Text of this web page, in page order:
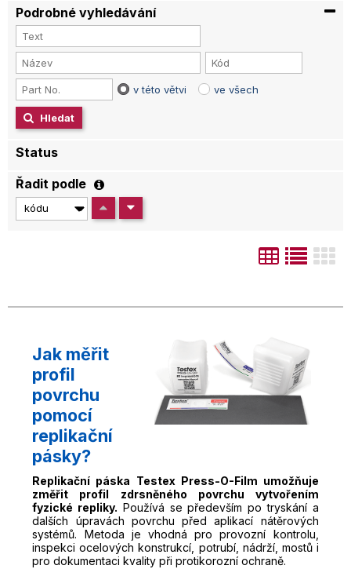
Podrobné vyhledávání
v této větvi ve všech
Hledat
Status
Řadit podle
Jak měřit
profil
povrchu
pomocí
replikační
pásky?
Replikační páska Testex Press-O-Film umožňuje
změřit profil zdrsněného povrchu vytvořením
fyzické repliky. Používá se především po tryskání a
dalších úpravách povrchu před aplikací nátěrových
systémů. Metoda je vhodná pro provozní kontrolu,
inspekci ocelových konstrukcí, potrubí, nádrží, mostů i
pro dokumentaci kvality při protikorozní ochraně.